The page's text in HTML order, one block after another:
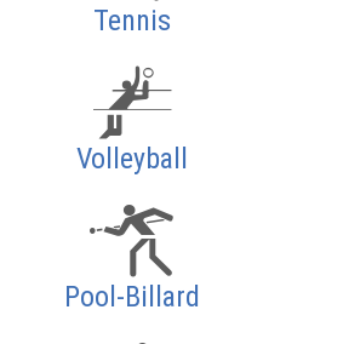
Tennis
Volleyball
Pool-Billard